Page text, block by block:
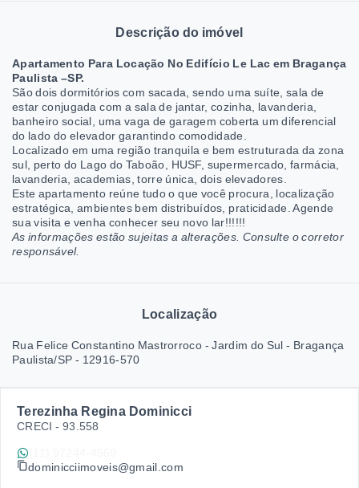
Descrição do imóvel
Apartamento Para Locação No Edifício Le Lac em Bragança
Paulista –SP.
São dois dormitórios com sacada, sendo uma suíte, sala de
estar conjugada com a sala de jantar, cozinha, lavanderia,
banheiro social, uma vaga de garagem coberta um diferencial
do lado do elevador garantindo comodidade.
Localizado em uma região tranquila e bem estruturada da zona
sul, perto do Lago do Taboão, HUSF, supermercado, farmácia,
lavanderia, academias, torre única, dois elevadores.
Este apartamento reúne tudo o que você procura, localização
estratégica, ambientes bem distribuídos, praticidade. Agende
sua visita e venha conhecer seu novo lar!!!!!!
As informações estão sujeitas a alterações. Consulte o corretor
responsável.
Localização
Rua Felice Constantino Mastrorroco - Jardim do Sul - Bragança
Paulista/SP - 12916-570
Terezinha Regina Dominicci
CRECI - 93.558
dominicciimoveis@gmail.com